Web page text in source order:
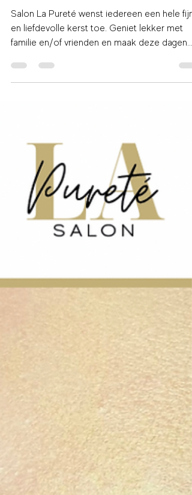
WIMPERSALON MAASSLUIS
en liefdevolle kerst toe. Geniet lekker met
familie en/of vrienden en maak deze dagen...